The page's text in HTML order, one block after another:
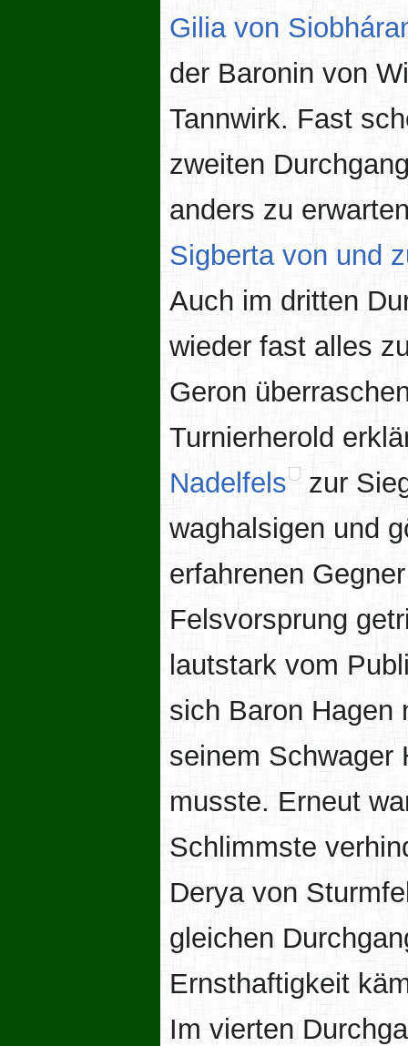
Gilia von
der Baronin von
Tannwirk. Fast
zweiten
anders zu
Sigberta von und
Auch im dritten
wieder fast alles
Geron
Turnierherold
Nadelfels
zur
waghalsigen und
erfahrenen
Felsvorsprung
lautstark vom
sich Baron Hagen
seinem Schwager
musste. Erneut
Schlimmste
Derya von
gleichen
Ernsthaftigkeit
Im vierten